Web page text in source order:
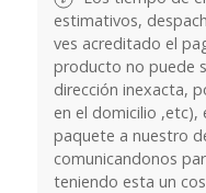
estimativos,
ves acreditado el
producto no puede
dirección inexacta,
en el domicilio ,etc),
paquete a nuestro
comunicandonos
teniendo esta un